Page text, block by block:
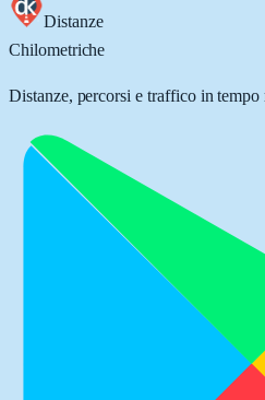
Distanze
Chilometriche
Distanze, percorsi e traffico in tempo